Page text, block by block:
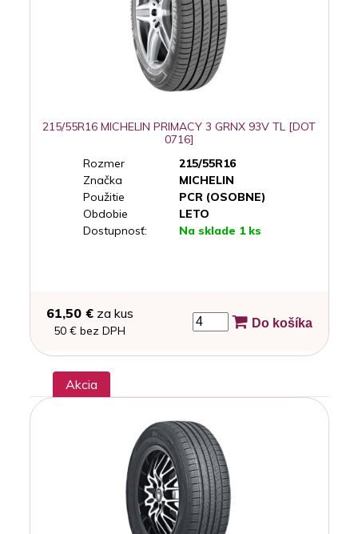
215/55R16 MICHELIN PRIMACY 3 GRNX 93V TL [DOT
0716]
Rozmer
215/55R16
Značka
MICHELIN
Použitie
PCR (OSOBNE)
Obdobie
LETO
Dostupnosť:
Na sklade 1 ks
61,50 €za kus
50 € bez DPH
Do košíka
Akcia